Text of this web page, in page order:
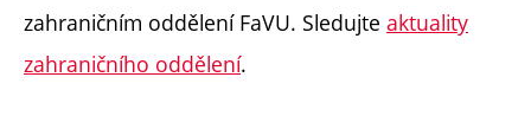
zahraničním oddělení FaVU. Sledujte aktuality
zahraničního oddělení.